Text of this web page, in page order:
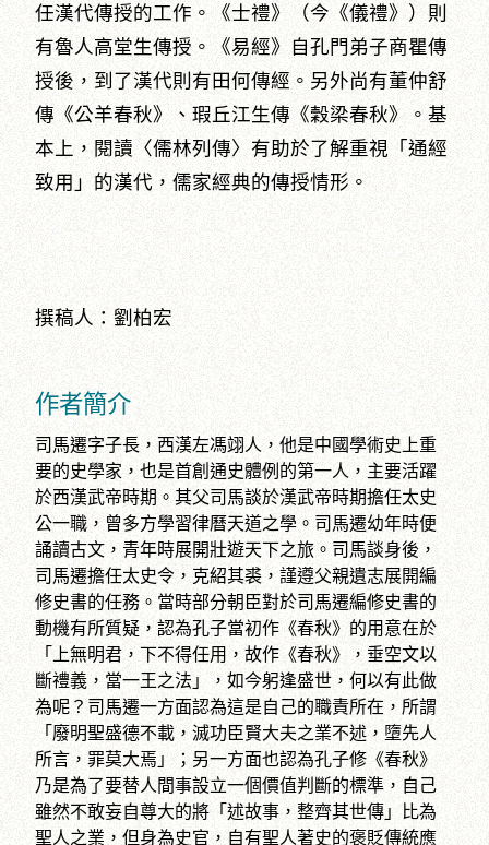
任漢代傳授的工作。《士禮》（今《儀禮》）則
有魯人高堂生傳授。《易經》自孔門弟子商瞿傳
授後，到了漢代則有田何傳經。另外尚有董仲舒
傳《公羊春秋》、瑕丘江生傳《穀梁春秋》。基
本上，閱讀〈儒林列傳〉有助於了解重視「通經
致用」的漢代，儒家經典的傳授情形。
撰稿人：劉柏宏
作者簡介
司馬遷字子長，西漢左馮翊人，他是中國學術史上重
要的史學家，也是首創通史體例的第一人，主要活躍
於西漢武帝時期。其父司馬談於漢武帝時期擔任太史
公一職，曾多方學習律曆天道之學。司馬遷幼年時便
誦讀古文，青年時展開壯遊天下之旅。司馬談身後，
司馬遷擔任太史令，克紹其裘，謹遵父親遺志展開編
修史書的任務。當時部分朝臣對於司馬遷編修史書的
動機有所質疑，認為孔子當初作《春秋》的用意在於
「上無明君，下不得任用，故作《春秋》，垂空文以
斷禮義，當一王之法」，如今躬逢盛世，何以有此做
為呢？司馬遷一方面認為這是自己的職責所在，所謂
「廢明聖盛德不載，滅功臣賢大夫之業不述，墮先人
所言，罪莫大焉」；另一方面也認為孔子修《春秋》
乃是為了要替人間事設立一個價值判斷的標準，自己
雖然不敢妄自尊大的將「述故事，整齊其世傳」比為
聖人之業，但身為史官，自有聖人著史的褒貶傳統應